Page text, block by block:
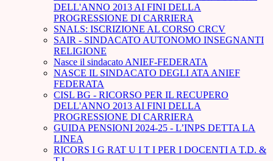
DELL'ANNO 2013 AI FINI DELLA
PROGRESSIONE DI CARRIERA
SNALS: ISCRIZIONE AL CORSO CRCV
SAIR - SINDACATO AUTONOMO INSEGNANTI
RELIGIONE
Nasce il sindacato ANIEF-FEDERATA
NASCE IL SINDACATO DEGLI ATA ANIEF
FEDERATA
CISL BG - RICORSO PER IL RECUPERO
DELL'ANNO 2013 AI FINI DELLA
PROGRESSIONE DI CARRIERA
GUIDA PENSIONI 2024-25 - L’INPS DETTA LA
LINEA
RICORS I G RAT U I T I PER I DOCENTI A T.D. &